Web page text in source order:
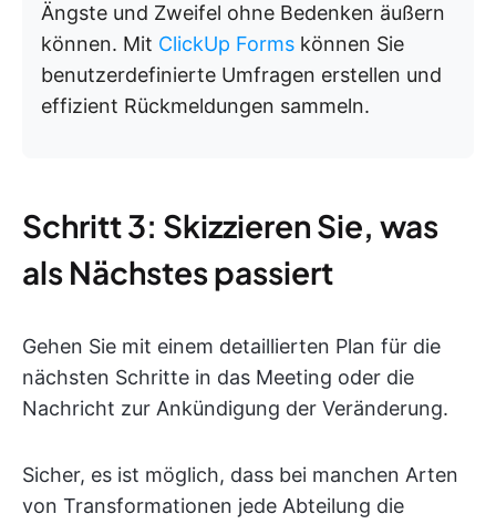
Ängste und Zweifel ohne Bedenken äußern
können. Mit ClickUp Forms können Sie
benutzerdefinierte Umfragen erstellen und
effizient Rückmeldungen sammeln.
Schritt 3: Skizzieren Sie, was
als Nächstes passiert
Gehen Sie mit einem detaillierten Plan für die
nächsten Schritte in das Meeting oder die
Nachricht zur Ankündigung der Veränderung.
Sicher, es ist möglich, dass bei manchen Arten
von Transformationen jede Abteilung die